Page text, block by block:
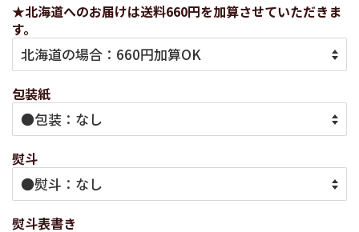
★北海道へのお届けは送料660円を加算させていただきま
す。
包装紙
熨斗
熨斗表書き